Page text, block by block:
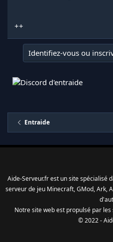
++
Identifiez-vous ou
Entraide
Aide-Serveur.fr est un site spécialisé
serveur de jeu Minecraft, GMod, Ark,
Notre site web est propulsé par les
© 2022 -